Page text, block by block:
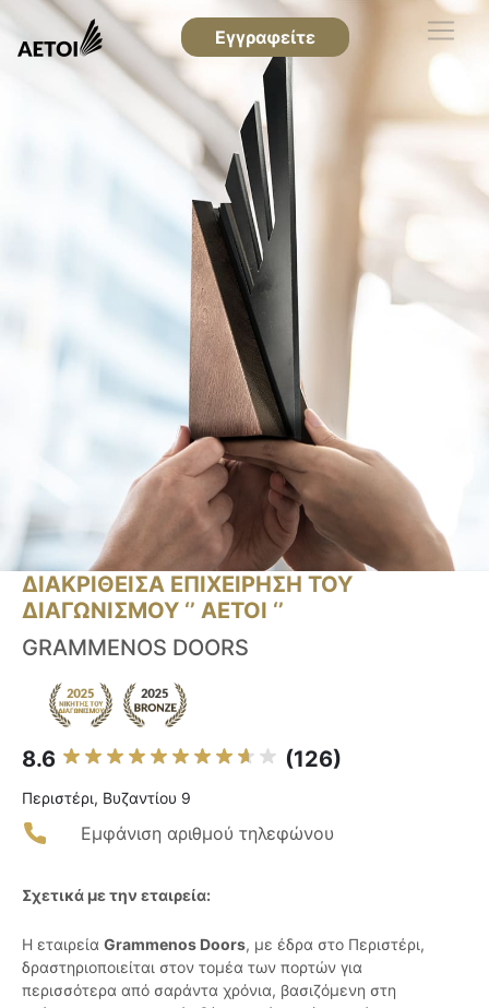
Εγγραφείτε
ΔΙΑΚΡΙΘΕΙΣΑ ΕΠΙΧΕΙΡΗΣΗ ΤΟΥ
ΔΙΑΓΩΝΙΣΜΟΥ ‘’ ΑΕΤΟΙ ‘’
GRAMMENOS DOORS
8.6 (126)
Περιστέρι, Βυζαντίου 9
Εμφάνιση αριθμού τηλεφώνου
Σχετικά με την εταιρεία:
Η εταιρεία Grammenos Doors, με έδρα στο Περιστέρι,
δραστηριοποιείται στον τομέα των πορτών για
περισσότερα από σαράντα χρόνια, βασιζόμενη στη